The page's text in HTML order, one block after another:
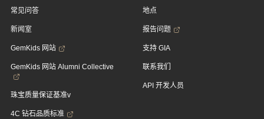
常见问答
新闻室
GemKids 网站
GemKids 网站 Alumni Collective
珠宝质量保证基准v
4C 钻石品质标准
地点
报告问题
支持 GIA
联系我们
API 开发人员